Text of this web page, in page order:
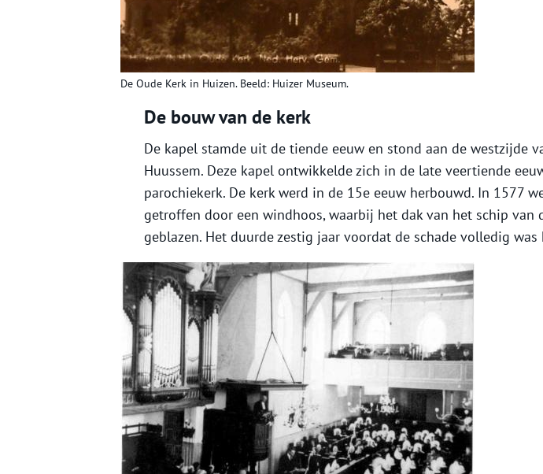
De Oude Kerk in Huizen. Beeld: Huizer Museum.
De bouw van de kerk
De kapel stamde uit de tiende eeuw en stond aan de westzijde
Huussem. Deze kapel ontwikkelde zich in de late veertiende
parochiekerk. De kerk werd in de 15e eeuw herbouwd. In 1577
getroffen door een windhoos, waarbij het dak van het schip van
geblazen. Het duurde zestig jaar voordat de schade volledig was